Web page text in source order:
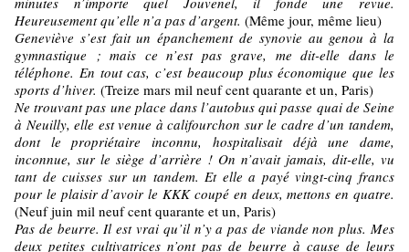
Heureusement qu’elle n’a pas d’argent. (Même jour, même lieu)
Geneviève s’est fait un épanchement de synovie au genou à la
gymnastique ; mais ce n’est pas grave, me dit-elle dans le
téléphone. En tout cas, c’est beaucoup plus économique que les
sports d’hiver. (Treize mars mil neuf cent quarante et un, Paris)
Ne trouvant pas une place dans l’autobus qui passe quai de Seine
à Neuilly, elle est venue à califourchon sur le cadre d’un tandem,
dont le propriétaire inconnu, hospitalisait déjà une dame,
inconnue, sur le siège d’arrière ! On n’avait jamais, dit-elle, vu
tant de cuisses sur un tandem. Et elle a payé vingt-cinq francs
pour le plaisir d’avoir le KKK coupé en deux, mettons en quatre.
(Neuf juin mil neuf cent quarante et un, Paris)
Pas de beurre. Il est vrai qu’il n’y a pas de viande non plus. Mes
deux petites cultivatrices n’ont pas de beurre à cause de leurs